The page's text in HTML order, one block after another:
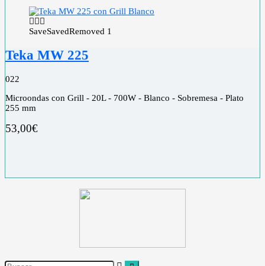
SaveSavedRemoved 1
Teka MW 225
022
Microondas con Grill - 20L - 700W - Blanco - Sobremesa - Plato
255 mm
53,00€